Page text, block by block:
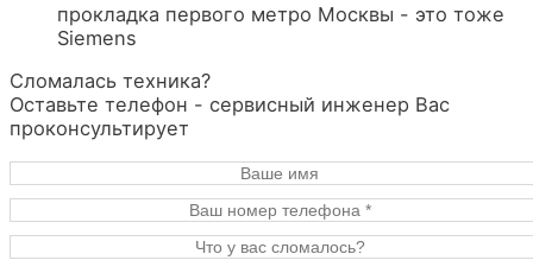
прокладка первого метро Москвы - это тоже
Siemens
Сломалась техника?
Оставьте телефон - сервисный инженер Вас
проконсультирует